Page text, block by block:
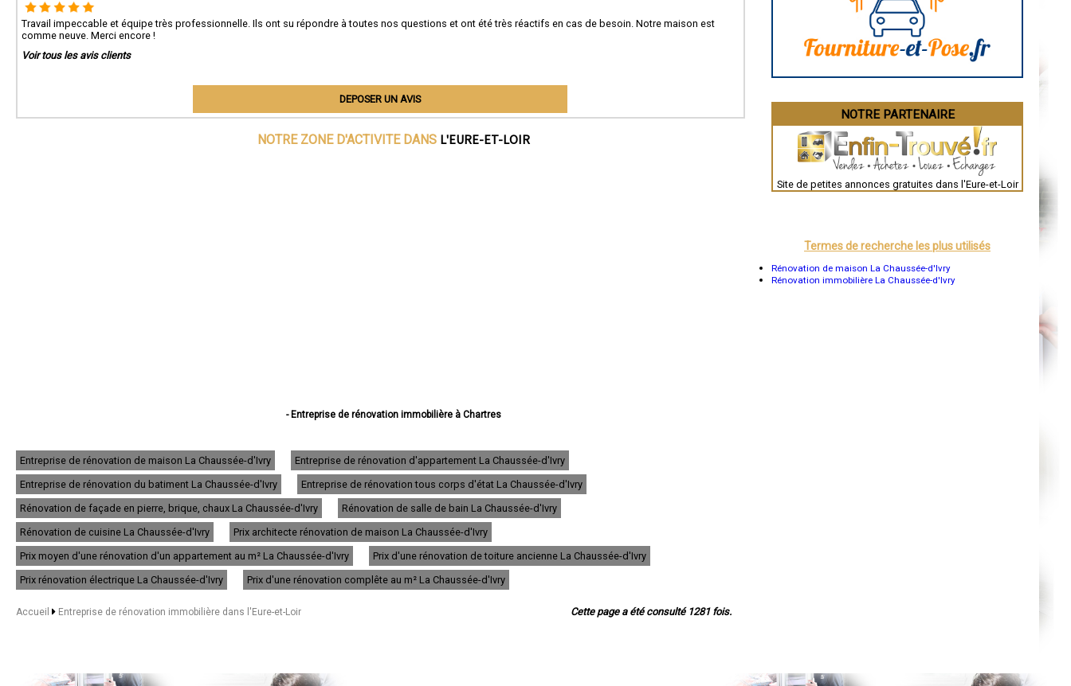
Travail impeccable et équipe très professionnelle. Ils ont su répondre à toutes nos questions et ont été très réactifs en cas de besoin. Notre maison est
comme neuve. Merci encore !
Voir tous les avis clients
DEPOSER UN AVIS
NOTRE ZONE D'ACTIVITE DANS L'EURE-ET-LOIR
- Entreprise de rénovation immobilière à Chartres
- Entreprise de rénovation immobilière à Châteaudun
- Entreprise de rénovation immobilière à Vernouillet
- Entreprise de rénovation immobilière à Nogent-le-Rotrou
- Entreprise de rénovation immobilière à Mainvilliers
- Entreprise de rénovation immobilière à Luisant
- Entreprise de rénovation immobilière à Épernon
- Entreprise de rénovation immobilière à Lèves
- Entreprise de rénovation immobilière à Maintenon
- Entreprise de rénovation immobilière à Bonneval
- Entreprise de rénovation immobilière à Nogent-le-Roi
- Entreprise de rénovation immobilière à Saint-Lubin-des-Joncherets
- Entreprise de rénovation immobilière à La Loupe
Entreprise de rénovation de maison La Chaussée-d'Ivry
Entreprise de rénovation d'appartement La Chaussée-d'Ivry
Entreprise de rénovation du batiment La Chaussée-d'Ivry
Entreprise de rénovation tous corps d'état La Chaussée-d'Ivry
Rénovation de façade en pierre, brique, chaux La Chaussée-d'Ivry
Rénovation de salle de bain La Chaussée-d'Ivry
Rénovation de cuisine La Chaussée-d'Ivry
Prix architecte rénovation de maison La Chaussée-d'Ivry
Prix moyen d'une rénovation d'un appartement au m² La Chaussée-d'Ivry
Prix d'une rénovation de toiture ancienne La Chaussée-d'Ivry
Prix rénovation électrique La Chaussée-d'Ivry
Prix d'une rénovation complête au m² La Chaussée-d'Ivry
Cette page a été consulté 1281 fois.
Accueil Entreprise de rénovation immobilière dans l'Eure-et-Loir
Brive-la-Gaillarde
Guéret
Besançon
Évreux
Chartres
Nîmes
Auch
Dole
Mont-de-Marsan
Chambéry
NOTRE PARTENAIRE
Site de petites annonces gratuites dans l'Eure-et-Loir
Termes de recherche les plus utilisés
Rénovation de maison La Chaussée-d'Ivry
Rénovation immobilière La Chaussée-d'Ivry